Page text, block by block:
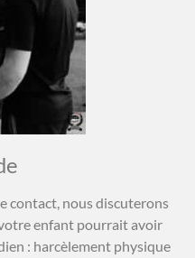
contact, nous discuterons
enfant pourrait avoir
: harcèlement physique